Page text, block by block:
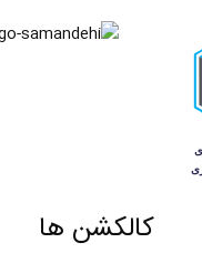
کالکشن ها